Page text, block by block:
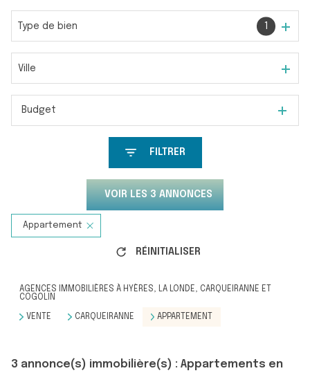
Type de bien 1
Ville
Budget
FILTRER
VOIR LES 3 ANNONCES
Appartement
RÉINITIALISER
AGENCES IMMOBILIÈRES À HYÈRES, LA LONDE, CARQUEIRANNE ET
COGOLIN
VENTE CARQUEIRANNE APPARTEMENT
3 annonce(s) immobilière(s) : Appartements en